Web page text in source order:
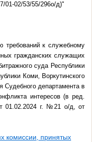
01-02/53/55/296о/д)"
к служебному
гражданских служащих
суда Республики
Коми, Воркутинского
Судебного департамента в
интересов (в ред.
01.02.2024 г. №21 о/д, от
комиссии, принятых